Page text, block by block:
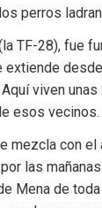
perros
TF-28), fue
extiende
viven
esos vecinos.
mezcla con
las
Mena de